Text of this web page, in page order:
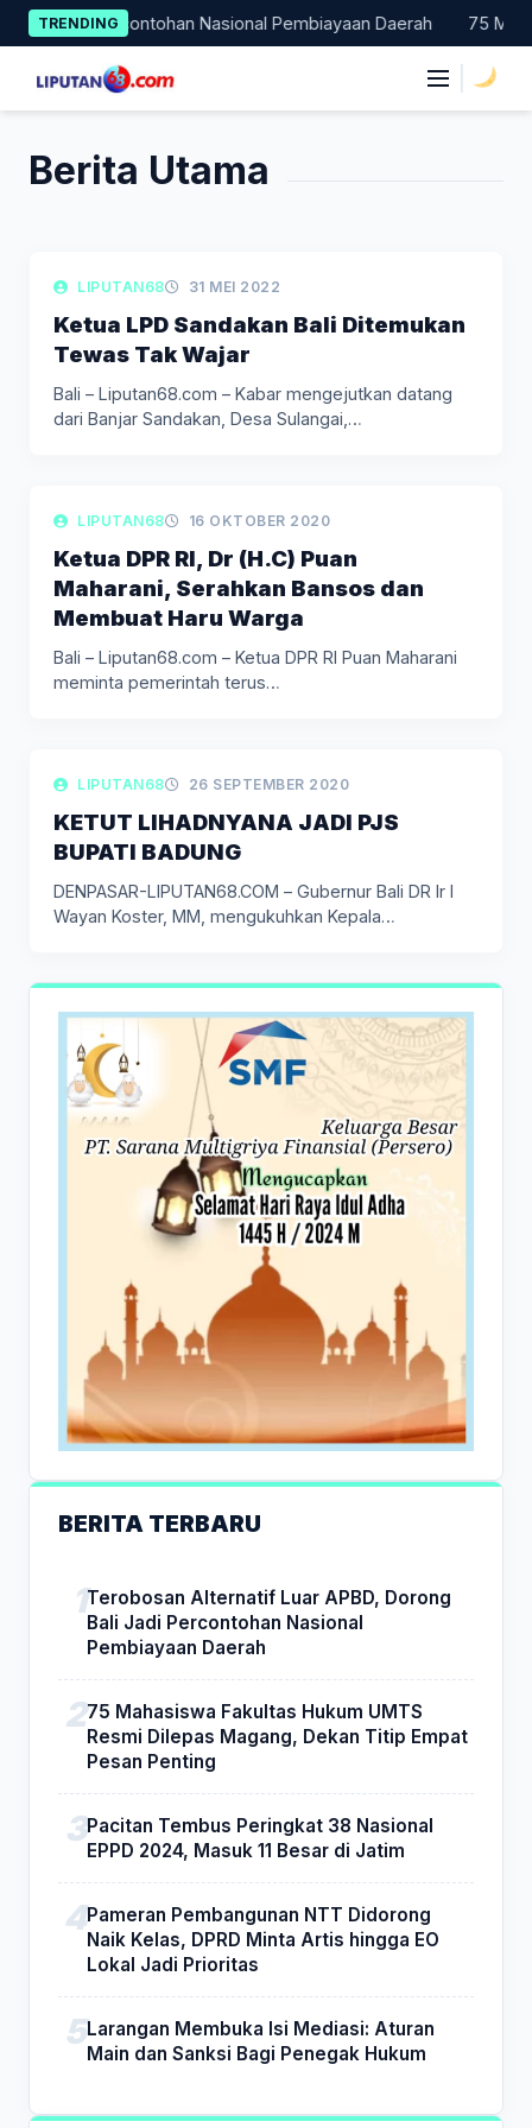
Skip
to
content
TRENDING
Jadi Percontohan Nasional Pembiayaan Daerah 75
Berita Utama
LIPUTAN BERITA
LIPUTAN68 31 MEI 2022
Ketua LPD Sandakan Bali Ditemukan
Tewas Tak Wajar
Bali – Liputan68.com – Kabar mengejutkan datang
dari Banjar Sandakan, Desa Sulangai,…
LIPUTAN BERITA
LIPUTAN68 16 OKTOBER 2020
Ketua DPR RI, Dr (H.C) Puan
Maharani, Serahkan Bansos dan
Membuat Haru Warga
Bali – Liputan68.com – Ketua DPR RI Puan Maharani
meminta pemerintah terus…
LIPUTAN POLITIK
LIPUTAN68 26 SEPTEMBER 2020
KETUT LIHADNYANA JADI PJS
BUPATI BADUNG
DENPASAR-LIPUTAN68.COM – Gubernur Bali DR Ir I
Wayan Koster, MM, mengukuhkan Kepala…
BERITA TERBARU
Terobosan Alternatif Luar APBD, Dorong
Bali Jadi Percontohan Nasional
Pembiayaan Daerah
75 Mahasiswa Fakultas Hukum UMTS
Resmi Dilepas Magang, Dekan Titip Empat
Pesan Penting
Pacitan Tembus Peringkat 38 Nasional
EPPD 2024, Masuk 11 Besar di Jatim
Pameran Pembangunan NTT Didorong
Naik Kelas, DPRD Minta Artis hingga EO
Lokal Jadi Prioritas
Larangan Membuka Isi Mediasi: Aturan
Main dan Sanksi Bagi Penegak Hukum